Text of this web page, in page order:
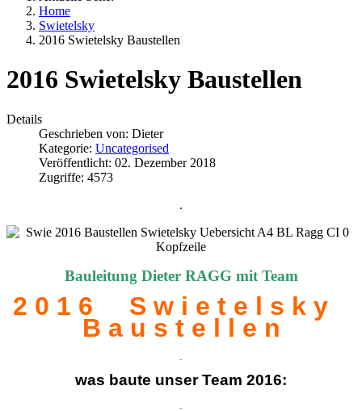
Home
Swietelsky
2016 Swietelsky Baustellen
2016 Swietelsky Baustellen
Details
Geschrieben von: Dieter
Kategorie: Uncategorised
Veröffentlicht: 02. Dezember 2018
Zugriffe: 4573
.
Bauleitung Dieter RAGG mit Team
2 0 1 6 S w i e t e l s k y
B a u s t e l l e n
was baute unser Team 2016: